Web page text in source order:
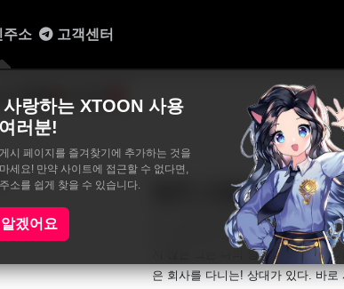
주소
랑하는 XTOON 사용
러분!
시 페이지를 즐겨찾기에 추가하는 것을
세요! 만약 사이트에 접근할 수 없다면,
소를 쉽게 찾을 수 있습니다.
알겠어요
고객센터
성인웹툰
펀치 드렁크 러브 19
모스카레토,옥동
8:2 가르마에 두터운 안경, 어벙벙
지 않은 그는 나의 행복과 편안함
은 회사를 다니는! 상대가 있다. 바로